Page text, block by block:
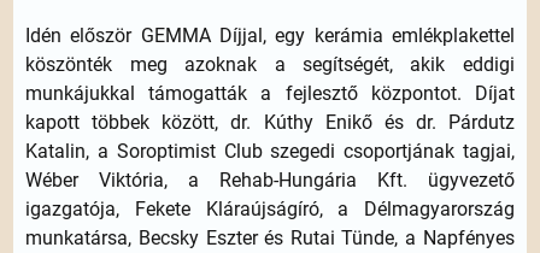
Idén először GEMMA Díjjal, egy kerámia emlékplakettel
köszönték meg azoknak a segítségét, akik eddigi
munkájukkal támogatták a fejlesztő központot. Díjat
kapott többek között, dr. Kúthy Enikő és dr. Párdutz
Katalin, a Soroptimist Club szegedi csoportjának tagjai,
Wéber Viktória, a Rehab-Hungária Kft. ügyvezető
igazgatója, Fekete Kláraújságíró, a Délmagyarország
munkatársa, Becsky Eszter és Rutai Tünde, a Napfényes